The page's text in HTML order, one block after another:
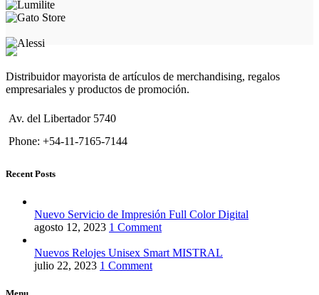
Distribuidor mayorista de artículos de merchandising, regalos
empresariales y productos de promoción.
Av. del Libertador 5740
Phone: +54-11-7165-7144
Recent Posts
Nuevo Servicio de Impresión Full Color Digital
agosto 12, 2023 1 Comment
Nuevos Relojes Unisex Smart MISTRAL
julio 22, 2023 1 Comment